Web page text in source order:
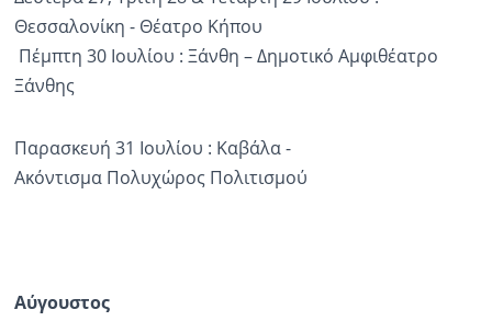
Θεσσαλονίκη - Θέατρο Κήπου
Πέμπτη 30 Ιουλίου : Ξάνθη – Δημοτικό Αμφιθέατρο
Ξάνθης
Παρασκευή 31 Ιουλίου : Καβάλα -
Ακόντισμα Πολυχώρος Πολιτισμού
Αύγουστος